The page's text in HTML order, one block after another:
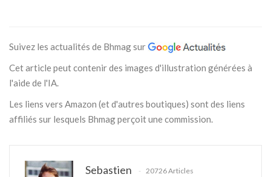
Suivez les actualités de Bhmag sur
Cet article peut contenir des images d'illustration générées à
l'aide de l'IA.
Les liens vers Amazon (et d'autres boutiques) sont des liens
affiliés sur lesquels Bhmag perçoit une commission.
Sebastien 20726 Articles